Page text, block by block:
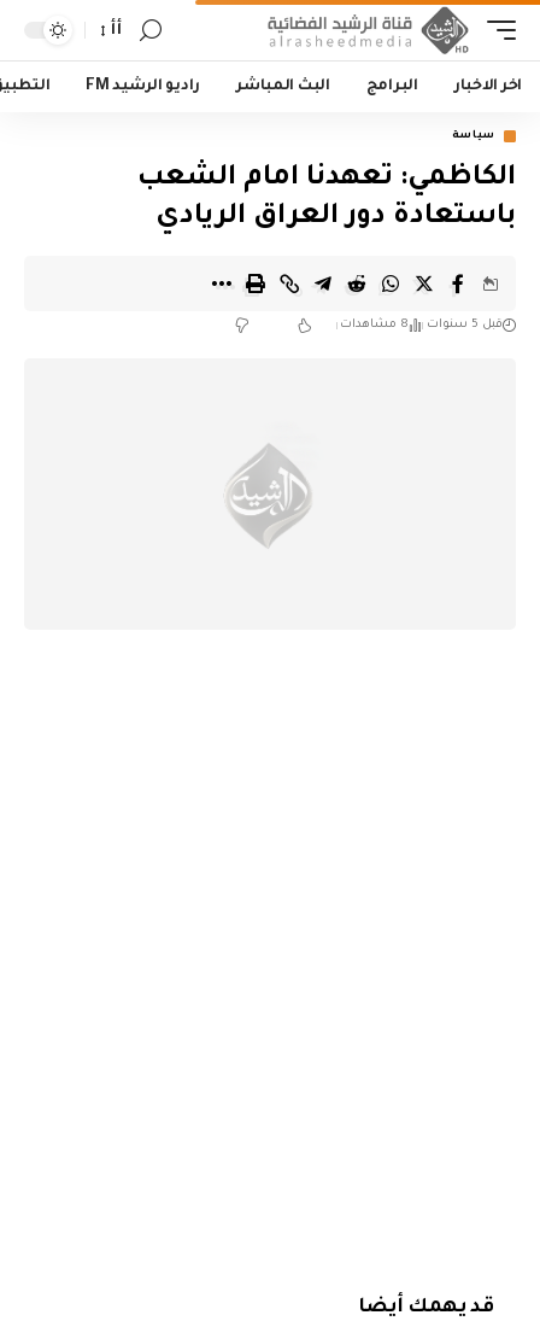
أأ
اخر الاخبار البرامج البث المباشر راديو الرشيد FM
سياسة
الكاظمي: تعهدنا امام الشعب
باستعادة دور العراق الريادي
قبل 5 سنوات 8 مشاهدات
قد يهمك أيضا